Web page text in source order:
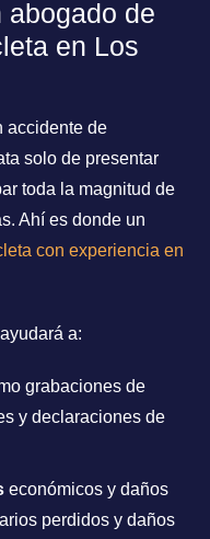
abogado de
en Los
accidente de
solo de presentar
toda la magnitud de
Ahí es donde un
con experiencia en
a:
grabaciones de
y declaraciones de
económicos y daños
perdidos y daños